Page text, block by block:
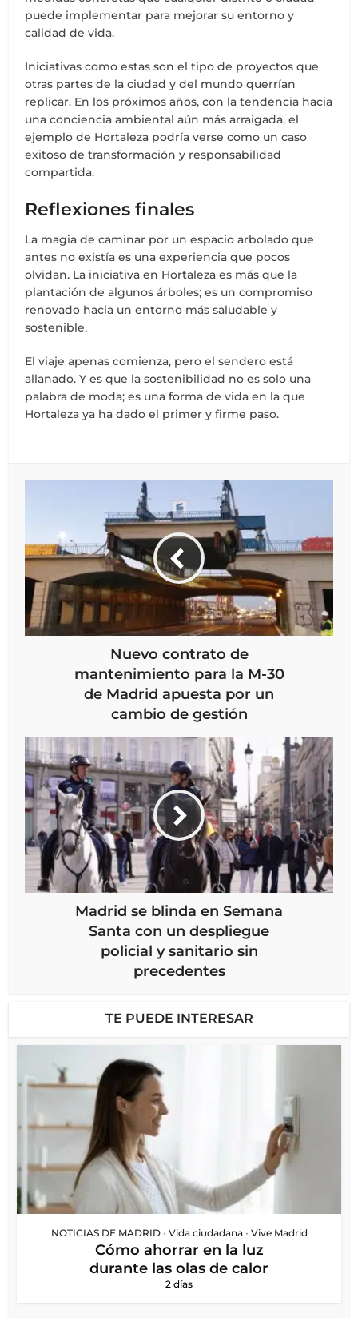
puede implementar para mejorar su entorno y
calidad de vida.
Iniciativas como estas son el tipo de proyectos que
otras partes de la ciudad y del mundo querrían
replicar. En los próximos años, con la tendencia hacia
una conciencia ambiental aún más arraigada, el
ejemplo de Hortaleza podría verse como un caso
exitoso de transformación y responsabilidad
compartida.
Reflexiones finales
La magia de caminar por un espacio arbolado que
antes no existía es una experiencia que pocos
olvidan. La iniciativa en Hortaleza es más que la
plantación de algunos árboles; es un compromiso
renovado hacia un entorno más saludable y
sostenible.
El viaje apenas comienza, pero el sendero está
allanado. Y es que la sostenibilidad no es solo una
palabra de moda; es una forma de vida en la que
Hortaleza ya ha dado el primer y firme paso.
Nuevo contrato de
mantenimiento para la M-30
de Madrid apuesta por un
cambio de gestión
Madrid se blinda en Semana
Santa con un despliegue
policial y sanitario sin
precedentes
TE PUEDE INTERESAR
NOTICIAS DE MADRID • Vida ciudadana • Vive Madrid
Cómo ahorrar en la luz
durante las olas de calor
2 días